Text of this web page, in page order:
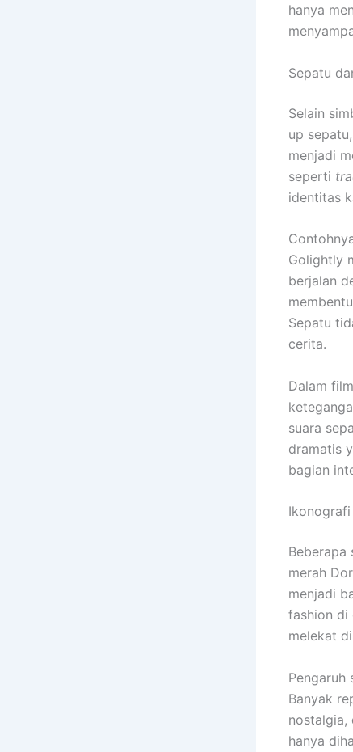
hanya
Sepatu
Selain
up
menjadi
seperti
identitas
Golightly
berjalan
Sepatu
cerita.
Dalam
suara
dramatis
bagian
Ikonografi
Beberapa
merah
menjadi
fashion di
melekat
Pengaruh
Banyak
nostalgia,
hanya